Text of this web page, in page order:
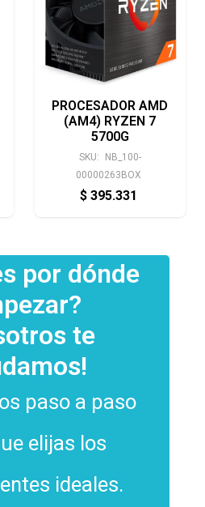
PROCESADOR AMD
(AM4) RYZEN 7
5700G
SKU:
NB_100-
00000263BOX
$ 395.331
por dónde
te
paso a paso
elijas los
ideales.